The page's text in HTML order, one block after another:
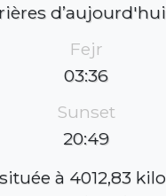
Fejr
03:36
Sunset
20:49
à 4012,83